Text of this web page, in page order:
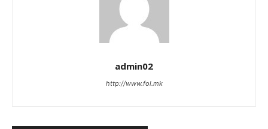
admin02
http://www.fol.mk